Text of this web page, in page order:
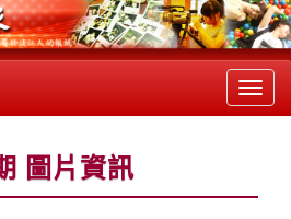
圖片資訊